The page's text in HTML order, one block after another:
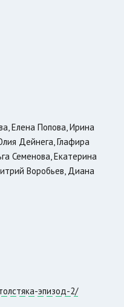
Елена Попова, Ирина
Дейнега, Глафира
Семенова, Екатерина
Воробьев, Диана
эпизод-2/